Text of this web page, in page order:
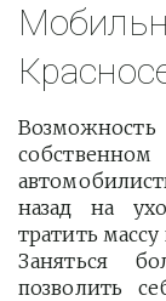
назад на
тратить
Заняться
позволить